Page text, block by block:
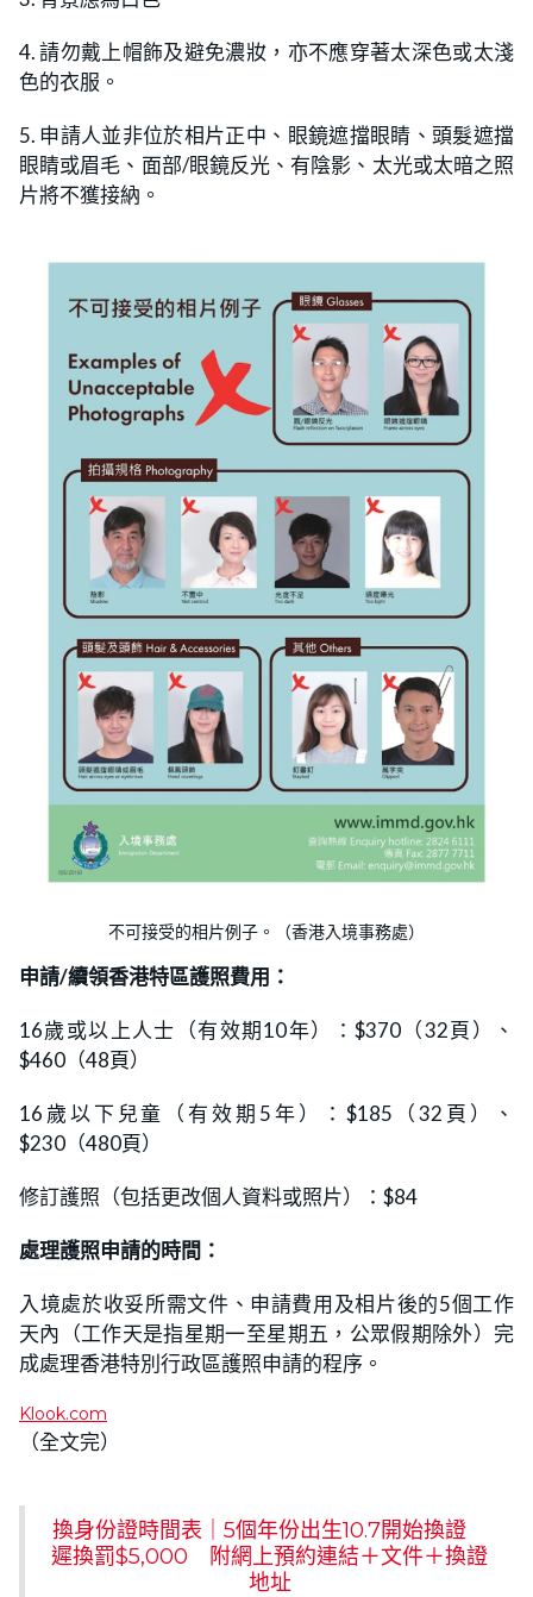
4. 請勿戴上帽飾及避免濃妝，亦不應穿著太深色或太淺
色的衣服。
5. 申請人並非位於相片正中、眼鏡遮擋眼睛、頭髮遮擋
眼睛或眉毛、面部/眼鏡反光、有陰影、太光或太暗之照
片將不獲接納。
不可接受的相片例子。（香港入境事務處）
申請/續領香港特區護照費用：
16歲或以上人士（有效期10年）：$370（32頁）、
$460（48頁）
16歲以下兒童（有效期5年）：$185（32頁）、
$230（480頁）
修訂護照（包括更改個人資料或照片）：$84
處理護照申請的時間：
入境處於收妥所需文件、申請費用及相片後的5個工作
天內（工作天是指星期一至星期五，公眾假期除外）完
成處理香港特別行政區護照申請的程序。
Klook.com
（全文完）
換身份證時間表｜5個年份出生10.7開始換證
遲換罰$5,000 附網上預約連結＋文件＋換證
地址